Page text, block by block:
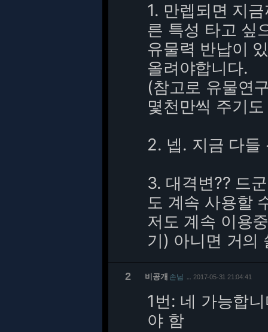
1. 만렙되면 지
른 특성 타고 싶
유물력 반납이
올려야합니다.
(참고로 유물연
몇천만씩 주기
2. 넵. 지금 다들
3. 대격변?? 드
도 계속 사용할
저도 계속 이용
기) 아니면 거의
2 비공개 손님 2017-05-31 21:04:41
1번: 네 가능합
야 함